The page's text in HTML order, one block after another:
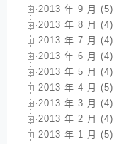
2013 年 9 月 (5)
2013 年 8 月 (4)
2013 年 7 月 (4)
2013 年 6 月 (4)
2013 年 5 月 (4)
2013 年 4 月 (5)
2013 年 3 月 (4)
2013 年 2 月 (4)
2013 年 1 月 (5)